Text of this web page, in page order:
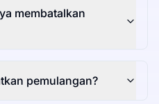
membatalkan
pemulangan?